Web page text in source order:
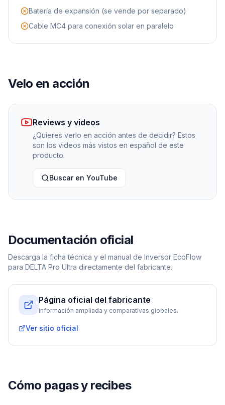
Batería de expansión (se vende por separado)
Cable MC4 para conexión solar en paralelo
Velo en acción
Reviews y videos
¿Quieres verlo en acción antes de decidir? Estos
son los videos más vistos en español de este
producto.
Buscar en YouTube
Documentación oficial
Descarga la ficha técnica y el manual de Inversor EcoFlow
para DELTA Pro Ultra directamente del fabricante.
Página oficial del fabricante
Información ampliada y comparativas globales.
Ver sitio oficial
Cómo pagas y recibes